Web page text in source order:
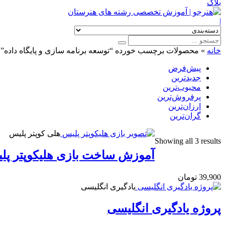
بلاگ
|
خانه » محصولات برچسب خورده “توسعه برنامه سازی و پایگاه داده”
پیش‌فرض
جدیدترین
محبوب‌ترین
پرفروش‌ترین
ارزان‌ترین
گران‌ترین
Showing all 3 results
هلی کوپتر پلیس
آموزش ساخت بازی هلیکوپتر
39,900 تومان
یادگیری انگلیسی
پروژه یادگیری انگلیسی